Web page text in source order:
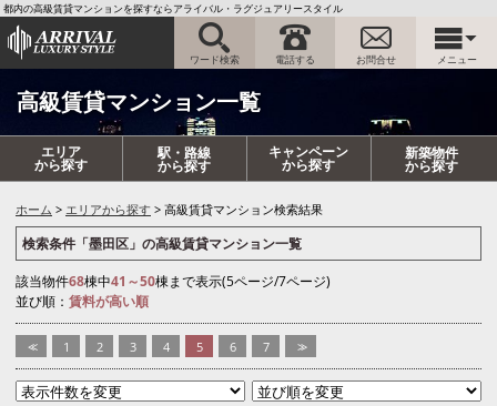
都内の高級賃貸マンションを探すならアライバル・ラグジュアリースタイル
ワード検索 電話する お問合せ メニュー
高級賃貸マンション一覧
エリア
から探す
駅・路線
から探す
キャンペーン
から探す
新築物件
から探す
ホーム エリアから探す 高級賃貸マンション検索結果
検索条件「墨田区」の高級賃貸マンション一覧
該当物件68棟中41～50棟まで表示(5ページ/7ページ)
並び順： 賃料が高い順
<< 1 2 3 4 5 6 7 >>